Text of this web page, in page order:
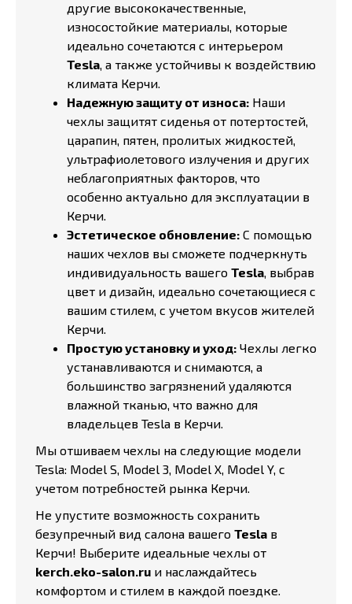
другие высококачественные,
износостойкие материалы, которые
идеально сочетаются с интерьером
Tesla, а также устойчивы к воздействию
климата Керчи.
Надежную защиту от износа: Наши
чехлы защитят сиденья от потертостей,
царапин, пятен, пролитых жидкостей,
ультрафиолетового излучения и других
неблагоприятных факторов, что
особенно актуально для эксплуатации в
Керчи.
Эстетическое обновление: С помощью
наших чехлов вы сможете подчеркнуть
индивидуальность вашего Tesla, выбрав
цвет и дизайн, идеально сочетающиеся с
вашим стилем, с учетом вкусов жителей
Керчи.
Простую установку и уход: Чехлы легко
устанавливаются и снимаются, а
большинство загрязнений удаляются
влажной тканью, что важно для
владельцев Tesla в Керчи.
Мы отшиваем чехлы на следующие модели
Tesla: Model S, Model 3, Model X, Model Y, с
учетом потребностей рынка Керчи.
Не упустите возможность сохранить
безупречный вид салона вашего Tesla в
Керчи! Выберите идеальные чехлы от
kerch.eko-salon.ru и наслаждайтесь
комфортом и стилем в каждой поездке.